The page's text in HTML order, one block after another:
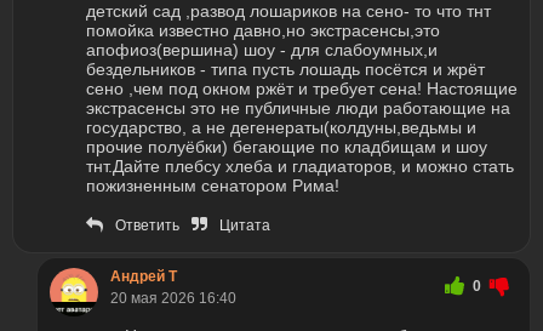
детский сад ,развод лошариков на сено- то что тнт
помойка известно давно,но экстрасенсы,это
апофиоз(вершина) шоу - для слабоумных,и
бездельников - типа пусть лошадь посётся и жрёт
сено ,чем под окном ржёт и требует сена! Настоящие
экстрасенсы это не публичные люди работающие на
государство, а не дегенераты(колдуны,ведьмы и
прочие полуёбки) бегающие по кладбищам и шоу
тнт.Дайте плебсу хлеба и гладиаторов, и можно стать
пожизненным сенатором Рима!
Ответить Цитата
Андрей Т
20 мая 2026 16:40
0